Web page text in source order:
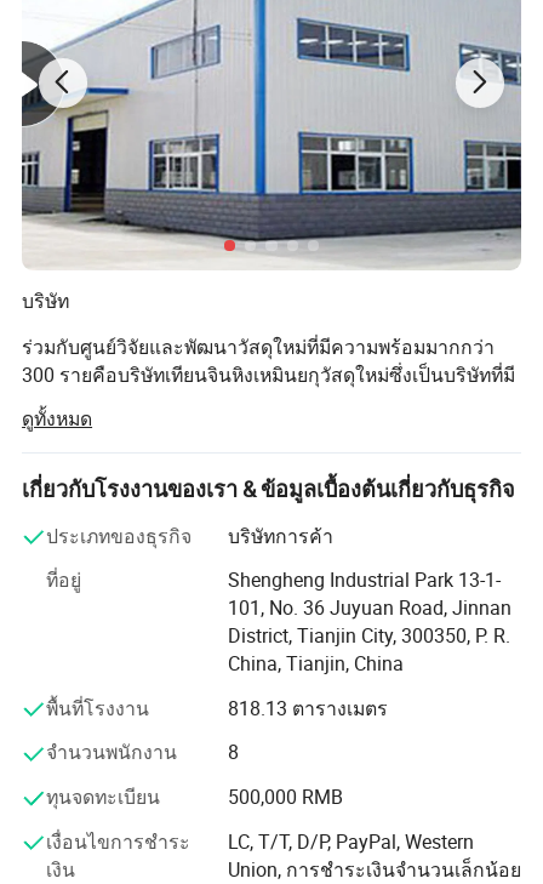
บริษัท
ร่วมกับศูนย์วิจัยและพัฒนาวัสดุใหม่ที่มีความพร้อมมากกว่า
300 รายคือบริษัทเทียนจินหิงเหมินยกุวัสดุใหม่ซึ่งเป็นบริษัทที่มี
ส่วนร่วมในการวิจัยและพัฒนาวัสดุใหม่โดยเฉพาะอย่างยิ่งเซ
รามิกที่มีความก้าวหน้าทางด้านเซรามิก เราจัดหาโซลูชัน
วัสดุให้กับลูกค้าทั่วโลก ผลิตภัณฑ์ทั้งหมดได้รับการออกแบบ
ตามความต้องการพิเศษของลูกค้า เรามีผลิตภัณฑ์พร้อม
สำหรับอิเล็กทรอนิกส์เครื่องจักรการแพทย์และเซลล์
ผลิตภัณฑ์หลัก
ของเราซีรี่ส์ได้แก่วัสดุชนิดใหม่เช่นผลิตภัณฑ์โครงสร้างและ
อุปกรณ์เซรามิคสำหรับการใช้งาน , ท่ออลูมิเนียม /zirconia,
อลูมินา /zirconia criciticles cricits, ระบบวิเคราะห์ไฟ , ฐาน
อลูมิเนียม / อลูมิเนียม , อลูมิเนียม , สารเคลือบเซรามิค , อลูมิ
เนียม / อลูมิเนียม หัวฉีดอลูมิเนียม / อลูมิเนียม , อลูมินา
/ กราไฟต์ BN/BN, ซิลิคอนคาร์ไบด์ / ซีเนียขนาดใหญ่ , ลูก
กลมซิลิคอน / S3N4, แผ่น / แผง SIC, ชิ้นส่วน BN/BN และ
กราไฟต์
ดูทั้งหมด
เกี่ยวกับโรงงานของเรา & ข้อมูลเบื้องต้นเกี่ยวกับธุรกิจ
ประเภทของธุรกิจ
บริษัทการค้า
ที่อยู่
Shengheng Industrial Park 13-1-
101, No. 36 Juyuan Road, Jinnan
District, Tianjin City, 300350, P. R.
China, Tianjin, China
พื้นที่โรงงาน
818.13 ตารางเมตร
จำนวนพนักงาน
8
ทุนจดทะเบียน
500,000 RMB
เงื่อนไขการชำระ
เงิน
LC, T/T, D/P, PayPal, Western
Union, การชำระเงินจำนวนเล็กน้อย